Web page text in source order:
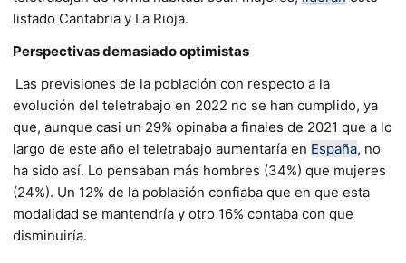
listado Cantabria y La Rioja.
Perspectivas demasiado optimistas
Las previsiones de la población con respecto a la
evolución del teletrabajo en 2022 no se han cumplido, ya
que, aunque casi un 29% opinaba a finales de 2021 que a lo
largo de este año el teletrabajo aumentaría en España, no
ha sido así. Lo pensaban más hombres (34%) que mujeres
(24%). Un 12% de la población confiaba que en que esta
modalidad se mantendría y otro 16% contaba con que
disminuiría.